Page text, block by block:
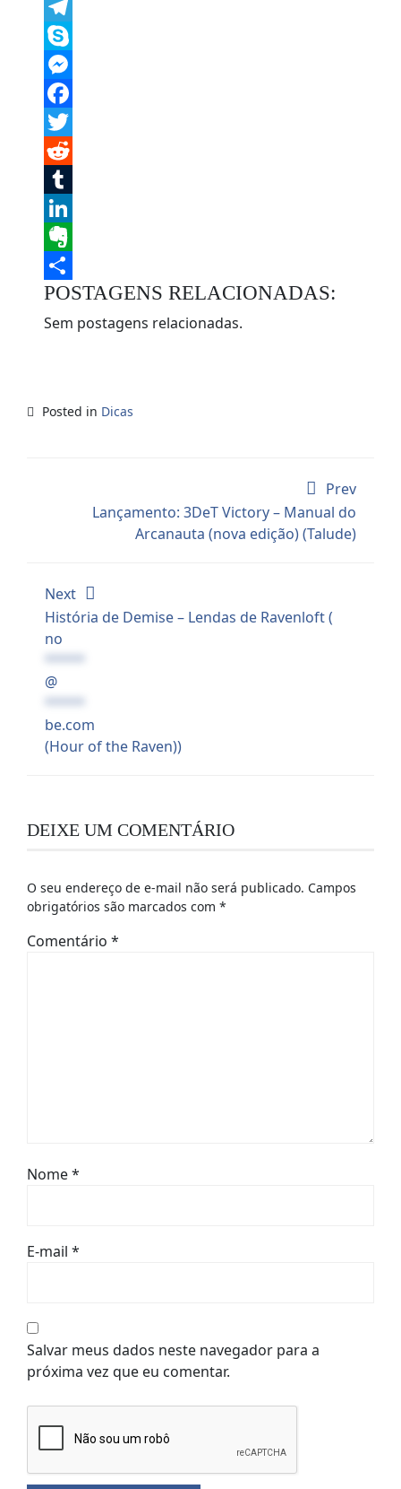
Message
Telegram
Skype
Messenger
Facebook
Twitter
Reddit
Tumblr
LinkedIn
Evernote
Share
POSTAGENS RELACIONADAS:
Sem postagens relacionadas.
Posted in Dicas
Prev
Lançamento: 3DeT Victory – Manual do
Arcanauta (nova edição) (Talude)
Next
História de Demise – Lendas de Ravenloft (
no
*****
@
*****
be.com
(Hour of the Raven))
DEIXE UM COMENTÁRIO
O seu endereço de e-mail não será publicado. Campos
obrigatórios são marcados com *
Comentário *
Nome*
E-mail *
Salvar meus dados neste navegador para a
próxima vez que eu comentar.